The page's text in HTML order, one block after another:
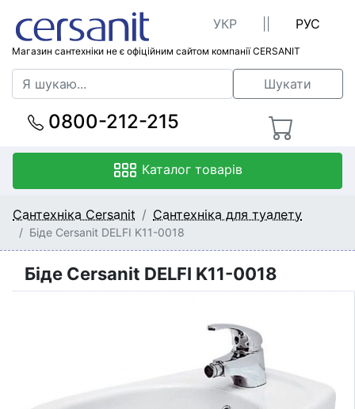
Магазин сантехніки не є офіційним сайтом компанії CERSANIT
УКР РУС
Шукати
0800-212-215
Каталог товарів
Сантехніка Cersanit Сантехніка для туалету
Біде Cersanit DELFI K11-0018
Біде Cersanit DELFI K11-0018